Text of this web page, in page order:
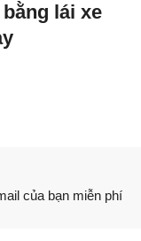
lái xe
của bạn miễn phí